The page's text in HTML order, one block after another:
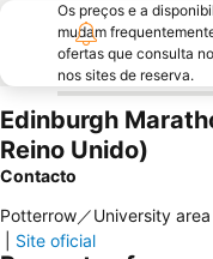
Os preços e a
mudam
ofertas que consulta
nos sites de reserva.
Edinburgh
Reino Unido)
Contacto
Potterrow／University area
Site oficial